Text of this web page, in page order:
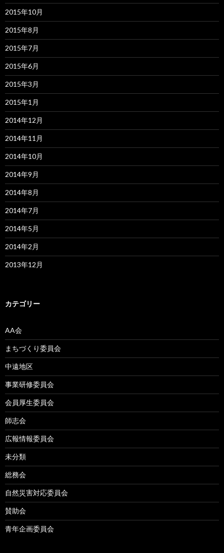
2015年10月
2015年8月
2015年7月
2015年6月
2015年3月
2015年1月
2014年12月
2014年11月
2014年10月
2014年9月
2014年8月
2014年7月
2014年5月
2014年2月
2013年12月
カテゴリー
AA会
まちづくり委員会
中遠地区
事業研修委員会
会員厚生委員会
師志会
広報情報委員会
未分類
総務会
自然災害対応委員会
賛助会
青年企画委員会